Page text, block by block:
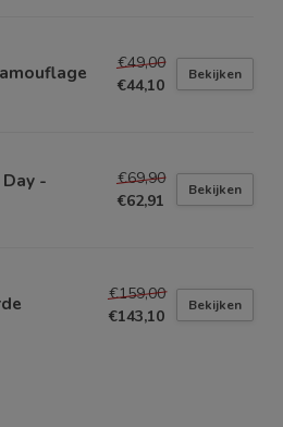
€49,00
€44,10
Bekijken
-
€69,90
€62,91
Bekijken
€159,00
€143,10
Bekijken